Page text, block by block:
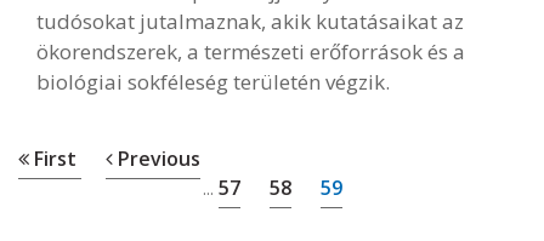
tudósokat jutalmaznak, akik kutatásaikat az
ökorendszerek, a természeti erőforrások és a
biológiai sokféleség területén végzik.
First Previous
... 57 58 59